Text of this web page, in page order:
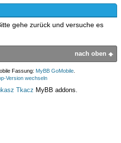
gehe zurück und versuche es
nach oben
Fassung: MyBB GoMobile
Version wechseln
Tkacz MyBB addons.